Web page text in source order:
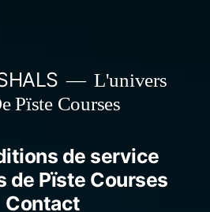
L'univers
Pïste Courses
de service
de Pïste Courses
Contact